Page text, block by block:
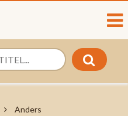
Anders